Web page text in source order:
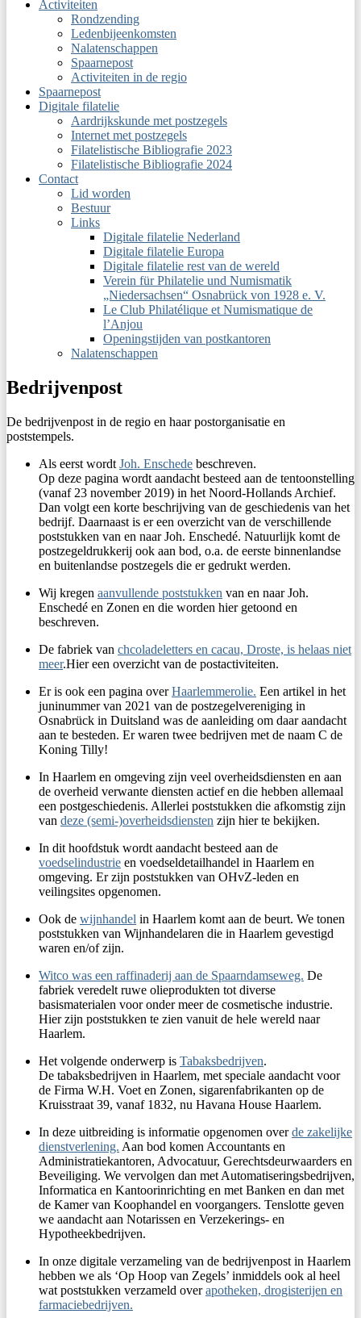
Activiteiten
Rondzending
Ledenbijeenkomsten
Nalatenschappen
Spaarnepost
Activiteiten in de regio
Spaarnepost
Digitale filatelie
Aardrijkskunde met postzegels
Internet met postzegels
Filatelistische Bibliografie 2023
Filatelistische Bibliografie 2024
Contact
Lid worden
Bestuur
Links
Digitale filatelie Nederland
Digitale filatelie Europa
Digitale filatelie rest van de wereld
Verein für Philatelie und Numismatik
„Niedersachsen“ Osnabrück von 1928 e. V.
Le Club Philatélique et Numismatique de
l’Anjou
Openingstijden van postkantoren
Nalatenschappen
Bedrijvenpost
De bedrijvenpost in de regio en haar postorganisatie en
poststempels.
Als eerst wordt Joh. Enschede beschreven.
Op deze pagina wordt aandacht besteed aan de tentoonstelling
(vanaf 23 november 2019) in het Noord-Hollands Archief.
Dan volgt een korte beschrijving van de geschiedenis van het
bedrijf. Daarnaast is er een overzicht van de verschillende
poststukken van en naar Joh. Enschedé. Natuurlijk komt de
postzegeldrukkerij ook aan bod, o.a. de eerste binnenlandse
en buitenlandse postzegels die er gedrukt werden.
Wij kregen aanvullende poststukken van en naar Joh.
Enschedé en Zonen en die worden hier getoond en
beschreven.
De fabriek van chcoladeletters en cacau, Droste, is helaas niet
meer.Hier een overzicht van de postactiviteiten.
Er is ook een pagina overHaarlemmerolie. Een artikel in het
juninummer van 2021 van de postzegelvereniging in
Osnabrück in Duitsland was de aanleiding om daar aandacht
aan te besteden. Er waren twee bedrijven met de naam C de
Koning Tilly!
In Haarlem en omgeving zijn veel overheidsdiensten en aan
de overheid verwante diensten actief en die hebben allemaal
een postgeschiedenis. Allerlei poststukken die afkomstig zijn
van deze (semi-)overheidsdiensten zijn hier te bekijken.
In dit hoofdstuk wordt aandacht besteed aan de
voedselindustrie en voedseldetailhandel in Haarlem en
omgeving. Er zijn poststukken van OHvZ-leden en
veilingsites opgenomen.
Ook de wijnhandel in Haarlem komt aan de beurt. We tonen
poststukken van Wijnhandelaren die in Haarlem gevestigd
waren en/of zijn.
Witco was een raffinaderij aan de Spaarndamseweg. De
fabriek veredelt ruwe olieprodukten tot diverse
basismaterialen voor onder meer de cosmetische industrie.
Hier zijn poststukken te zien vanuit de hele wereld naar
Haarlem.
Het volgende onderwerp is Tabaksbedrijven.
De tabaksbedrijven in Haarlem, met speciale aandacht voor
de Firma W.H. Voet en Zonen, sigarenfabrikanten op de
Kruisstraat 39, vanaf 1832, nu Havana House Haarlem.
In deze uitbreiding is informatie opgenomen overde zakelijke
dienstverlening. Aan bod komen Accountants en
Administratiekantoren, Advocatuur, Gerechtsdeurwaarders en
Beveiliging. We vervolgen dan met Automatiseringsbedrijven,
Informatica en Kantoorinrichting en met Banken en dan met
de Kamer van Koophandel en voorgangers. Tenslotte geven
we aandacht aan Notarissen en Verzekerings- en
Hypotheekbedrijven.
In onze digitale verzameling van de bedrijvenpost in Haarlem
hebben we als ‘Op Hoop van Zegels’ inmiddels ook al heel
wat poststukken verzameld overapotheken, drogisterijen en
farmaciebedrijven.